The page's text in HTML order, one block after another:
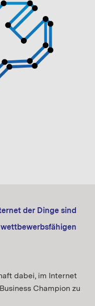
der Dinge sind
dabei, im Internet
Champion zu